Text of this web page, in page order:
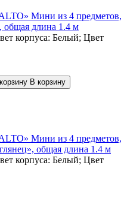
Мини из 4 предметов,
общая длина 1.4 м
корпуса: Белый; Цвет
В корзину
Мини из 4 предметов,
общая длина 1.4 м
корпуса: Белый; Цвет